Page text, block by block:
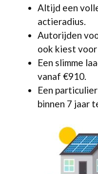
Altijd een
actieradius.
Autorijden
ook kiest voor
Een slimme
vanaf €910.
Een
binnen 7 jaar